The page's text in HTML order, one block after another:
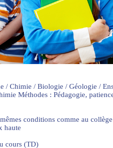
/ Chimie / Biologie / Géologie /
Méthodes : Pédagogie,
conditions comme au
haute
cours (TD)